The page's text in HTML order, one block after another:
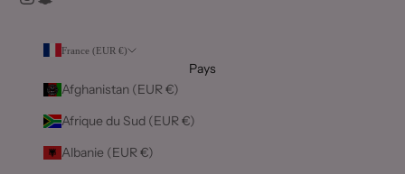
France (EUR €)
Pays
Afghanistan (EUR €)
Afrique du Sud (EUR €)
Albanie (EUR €)